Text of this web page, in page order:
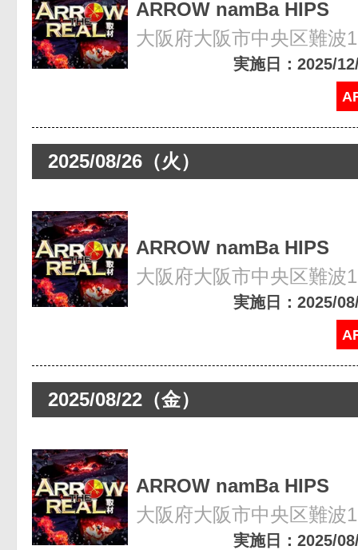
ARROW namBa HIPS
大阪府大阪市中央区難波
実施日：2025/
2025/08/26（火）
ARROW namBa HIPS
大阪府大阪市中央区難波
実施日：2025/
2025/08/22（金）
ARROW namBa HIPS
大阪府大阪市中央区難波
実施日：2025/